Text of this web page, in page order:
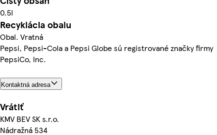
0.5l
Recyklácia obalu
Obal. Vratná
Pepsi, Pepsi-Cola a Pepsi Globe sú registrované značky firmy
PepsiCo, Inc.
Kontaktná adresa
Vrátiť
KMV BEV SK s.r.o.
Nádražná 534